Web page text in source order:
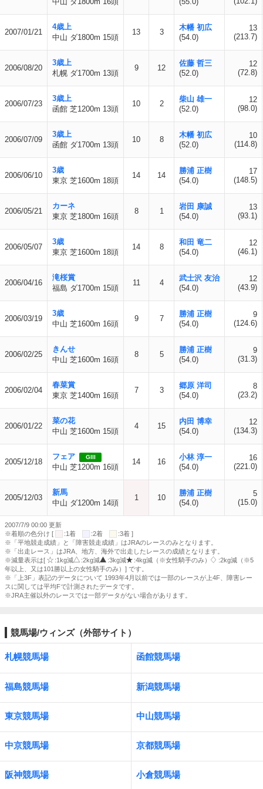
2007/01/21
4歳上
中山 ダ1800m 15頭
13 3
木幡 初広
(54.0)
13
(213.7)
2006/08/20
3歳上
札幌 ダ1700m 13頭
9 12
佐藤 哲三
(52.0)
12
(72.8)
2006/07/23
3歳上
函館 芝1200m 13頭
10 2
柴山 雄一
(52.0)
12
(98.0)
2006/07/09
3歳上
函館 ダ1700m 13頭
10 8
木幡 初広
(52.0)
10
(114.8)
2006/06/10
3歳
東京 芝1600m 18頭
14 14
勝浦 正樹
(54.0)
17
(148.5)
2006/05/21
カーネ
東京 芝1800m 16頭
8 1
岩田 康誠
(54.0)
13
(93.1)
2006/05/07
3歳
東京 芝1600m 18頭
14 8
和田 竜二
(54.0)
12
(46.1)
2006/04/16
滝桜賞
福島 ダ1700m 15頭
11 4
武士沢 友治
(54.0)
12
(43.9)
2006/03/19
3歳
中山 芝1600m 16頭
9 7
勝浦 正樹
(54.0)
9
(124.6)
2006/02/25
きんせ
中山 芝1600m 16頭
8 5
勝浦 正樹
(54.0)
9
(31.3)
2006/02/04
春菜賞
東京 芝1400m 16頭
7 3
郷原 洋司
(54.0)
8
(23.2)
2006/01/22
菜の花
中山 芝1600m 15頭
4 15
内田 博幸
(54.0)
12
(134.3)
2005/12/18
フェア GIII
中山 芝1200m 16頭
14 16
小林 淳一
(54.0)
16
(221.0)
2005/12/03
新馬
中山 ダ1200m 14頭
1 10
勝浦 正樹
(54.0)
5
(15.0)
2007/7/9 00:00 更新
※着順の色分け [
:1着 :2着
:3着 ]
※「平地競走成績」と「障害競走成績」はJRAのレースのみとなります。
※「出走レース」はJRA、地方、海外で出走したレースの成績となります。
※減量表示は[
:1kg減 :2kg減 :3kg減 :4kg減（※女性騎手のみ）
:2kg減（※5
年以上、又は101勝以上の女性騎手のみ）] です。
※「上3F」表記のデータについて 1993年4月以前では一部のレースが上4F、障害レー
スに関しては平均Fで計測されたデータです。
※JRA主催以外のレースでは一部データがない場合があります。
競馬場/ウィンズ（外部サイト）
札幌競馬場 函館競馬場
福島競馬場 新潟競馬場
東京競馬場 中山競馬場
中京競馬場 京都競馬場
阪神競馬場 小倉競馬場